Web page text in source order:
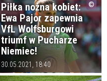
Piłka nożna kobiet:
Ewa Pajor zapewnia
VfL Wolfsburgowi
triumf w Pucharze
Niemiec!
30.05.2021, 18:40